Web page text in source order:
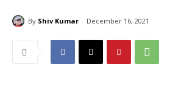
By Shiv Kumar December 16, 2021